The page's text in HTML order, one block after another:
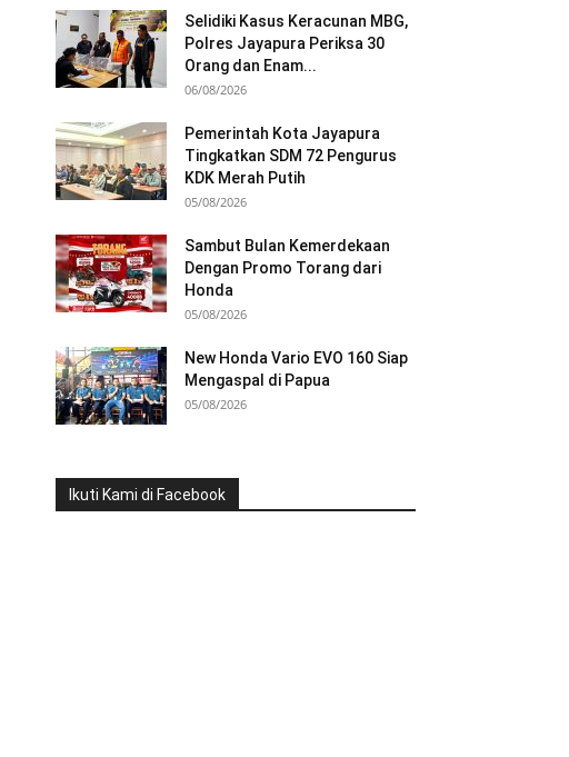
Selidiki Kasus Keracunan MBG,
Polres Jayapura Periksa 30
Orang dan Enam...
06/08/2026
Pemerintah Kota Jayapura
Tingkatkan SDM 72 Pengurus
KDK Merah Putih
05/08/2026
Sambut Bulan Kemerdekaan
Dengan Promo Torang dari
Honda
05/08/2026
New Honda Vario EVO 160 Siap
Mengaspal di Papua
05/08/2026
Ikuti Kami di Facebook